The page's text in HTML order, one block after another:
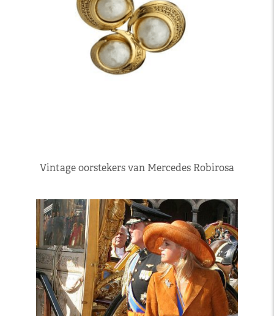
Vintage oorstekers van Mercedes Robirosa